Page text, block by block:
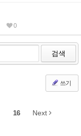
0
검색
쓰기
16 Next